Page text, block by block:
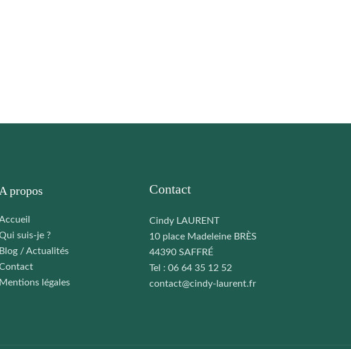
A propos
suis-je ?
Blog / Actualités
Mentions légales
Contact
Cindy LAURENT
10 place Madeleine BRÈS
44390 SAFFRÉ
Tel : 06 64 35 12 52
contact@cindy-laurent.fr